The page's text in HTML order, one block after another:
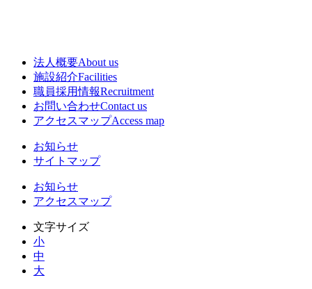
法人概要About us
施設紹介Facilities
職員採用情報Recruitment
お問い合わせContact us
アクセスマップAccess map
お知らせ
サイトマップ
お知らせ
アクセスマップ
文字サイズ
小
中
大